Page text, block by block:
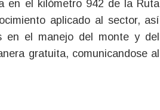
en el kilómetro 942 de la Ruta
aplicado al sector, así
en el manejo del monte y del
gratuita, comunicandose al